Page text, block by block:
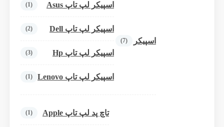
اسپیکر (7)
اسپیکر لپ تاپ Asus (1)
اسپیکر لپ تاپ Dell (2)
اسپیکر لپ تاپ Hp (3)
اسپیکر لپ تاپ Lenovo (1)
تاچ پد لپ تاپ Apple (1)